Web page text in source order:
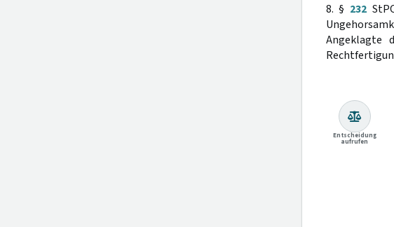
8. § 232
Angeklagte
Entscheidung
aufrufen